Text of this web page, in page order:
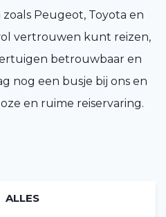
Peugeot, Toyota en
vertrouwen kunt reizen,
betrouwbaar en
nog een busje bij ons en
en ruime reiservaring.
ALLES